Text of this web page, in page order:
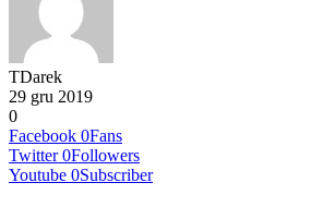
TDarek
29 gru 2019
0
Facebook 0Fans
Twitter 0Followers
Youtube 0Subscriber